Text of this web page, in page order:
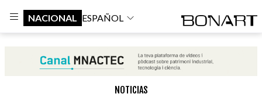
NACIONAL ESPAÑOL
NOTICIAS